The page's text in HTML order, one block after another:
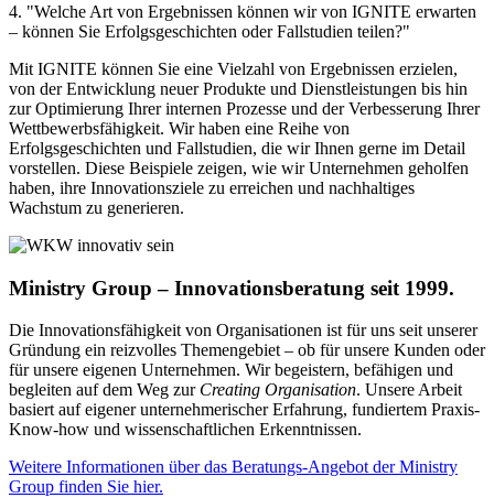
4. "Welche Art von Ergebnissen können wir von IGNITE erwarten
– können Sie Erfolgsgeschichten oder Fallstudien teilen?"
Mit IGNITE können Sie eine Vielzahl von Ergebnissen erzielen,
von der Entwicklung neuer Produkte und Dienstleistungen bis hin
zur Optimierung Ihrer internen Prozesse und der Verbesserung Ihrer
Wettbewerbsfähigkeit. Wir haben eine Reihe von
Erfolgsgeschichten und Fallstudien, die wir Ihnen gerne im Detail
vorstellen. Diese Beispiele zeigen, wie wir Unternehmen geholfen
haben, ihre Innovationsziele zu erreichen und nachhaltiges
Wachstum zu generieren.
Ministry Group – Innovationsberatung seit 1999.
Die Innovationsfähigkeit von Organisationen ist für uns seit unserer
Gründung ein reizvolles Themengebiet – ob für unsere Kunden oder
für unsere eigenen Unternehmen. Wir begeistern, befähigen und
begleiten auf dem Weg zur Creating Organisation. Unsere Arbeit
basiert auf eigener unternehmerischer Erfahrung, fundiertem Praxis-
Know-how und wissenschaftlichen Erkenntnissen.
Weitere Informationen über das Beratungs-Angebot der Ministry
Group finden Sie hier.